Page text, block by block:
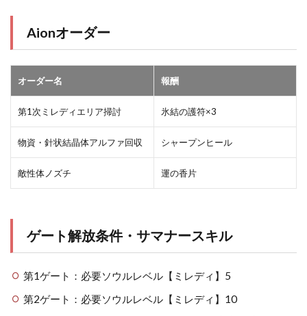
Aionオーダー
オーダー名 報酬
第1次ミレディエリア掃討 氷結の護符×3
物資・針状結晶体アルファ回収 シャープンヒール
敵性体ノズチ 運の香片
ゲート解放条件・サマナースキル
第1ゲート：必要ソウルレベル【ミレディ】5
第2ゲート：必要ソウルレベル【ミレディ】10